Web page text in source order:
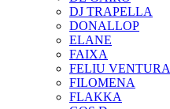
DJ TRAPELLA
DONALLOP
ELANE
FAIXA
FELIU VENTURA
FILOMENA
FLAKKA